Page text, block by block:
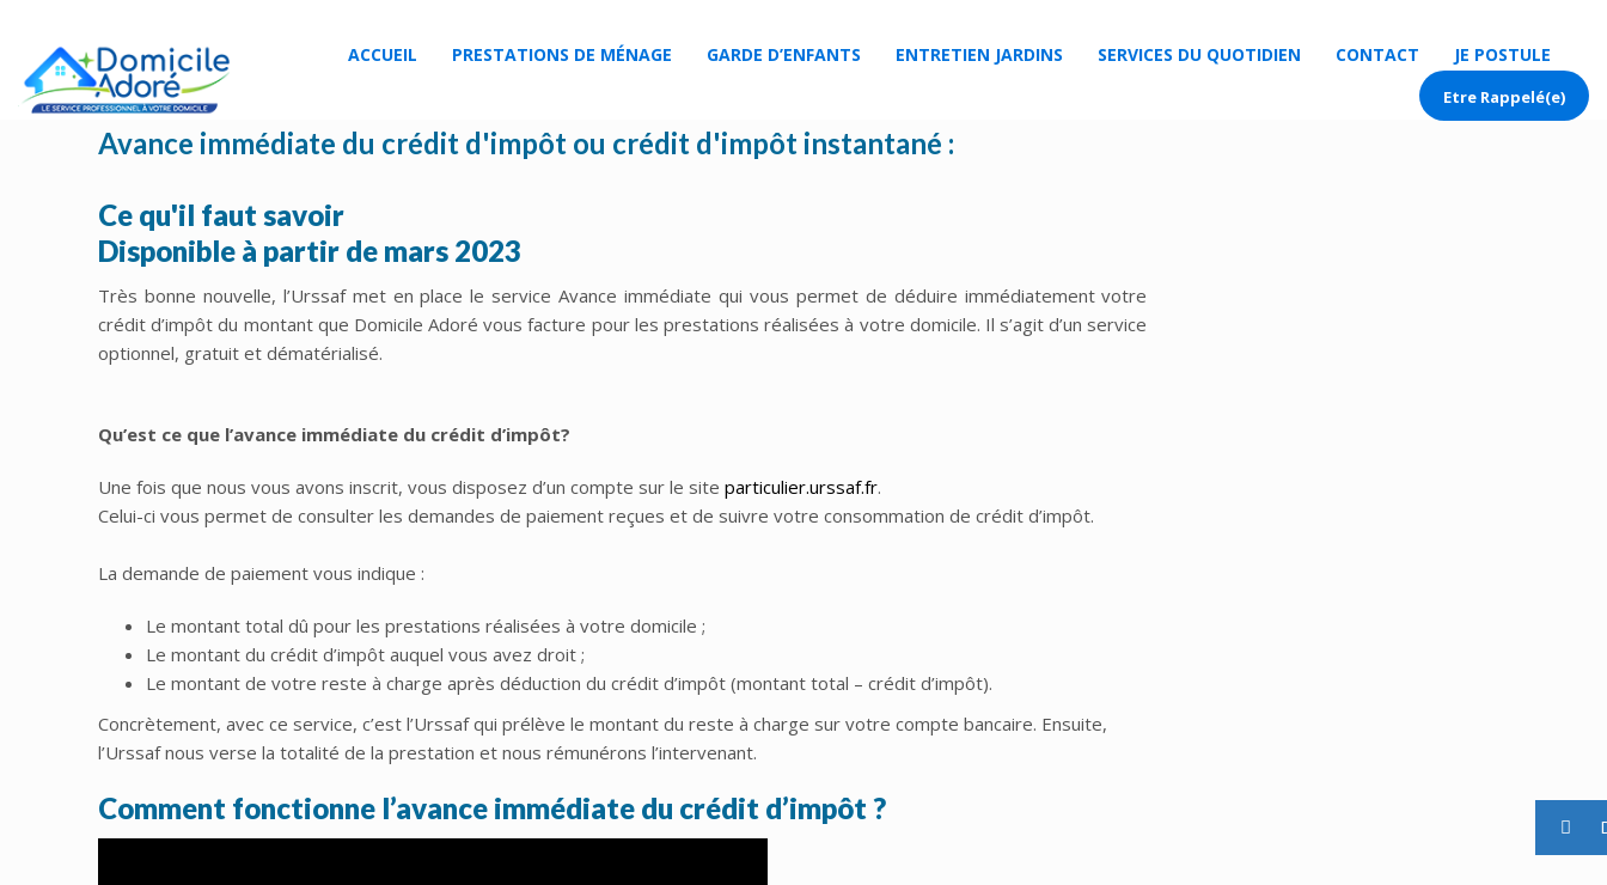
ACCUEIL PRESTATIONS DE MÉNAGE GARDE D’ENFANTS ENTRETIEN JARDINS SERVICES DU QUOTIDIEN CONTACT JE POSTULE
Etre Rappelé(e)
Avance immédiate du crédit d'impôt ou crédit d'impôt instantané :
Ce qu'il faut savoir
Disponible à partir de mars 2023
Très bonne nouvelle, l’Urssaf met en place le service Avance immédiate qui vous permet de déduire immédiatement votre
crédit d’impôt du montant que Domicile Adoré vous facture pour les prestations réalisées à votre domicile. Il s’agit d’un service
optionnel, gratuit et dématérialisé.
Qu’est ce que l’avance immédiate du crédit d’impôt?
Une fois que nous vous avons inscrit, vous disposez d’un compte sur le site particulier.urssaf.fr.
Celui-ci vous permet de consulter les demandes de paiement reçues et de suivre votre consommation de crédit d’impôt.
La demande de paiement vous indique :
Le montant total dû pour les prestations réalisées à votre domicile ;
Le montant du crédit d’impôt auquel vous avez droit ;
Le montant de votre reste à charge après déduction du crédit d’impôt (montant total – crédit d’impôt).
Concrètement, avec ce service, c’est l’Urssaf qui prélève le montant du reste à charge sur votre compte bancaire. Ensuite,
l’Urssaf nous verse la totalité de la prestation et nous rémunérons l’intervenant.
Comment fonctionne l’avance immédiate du crédit d’impôt ?